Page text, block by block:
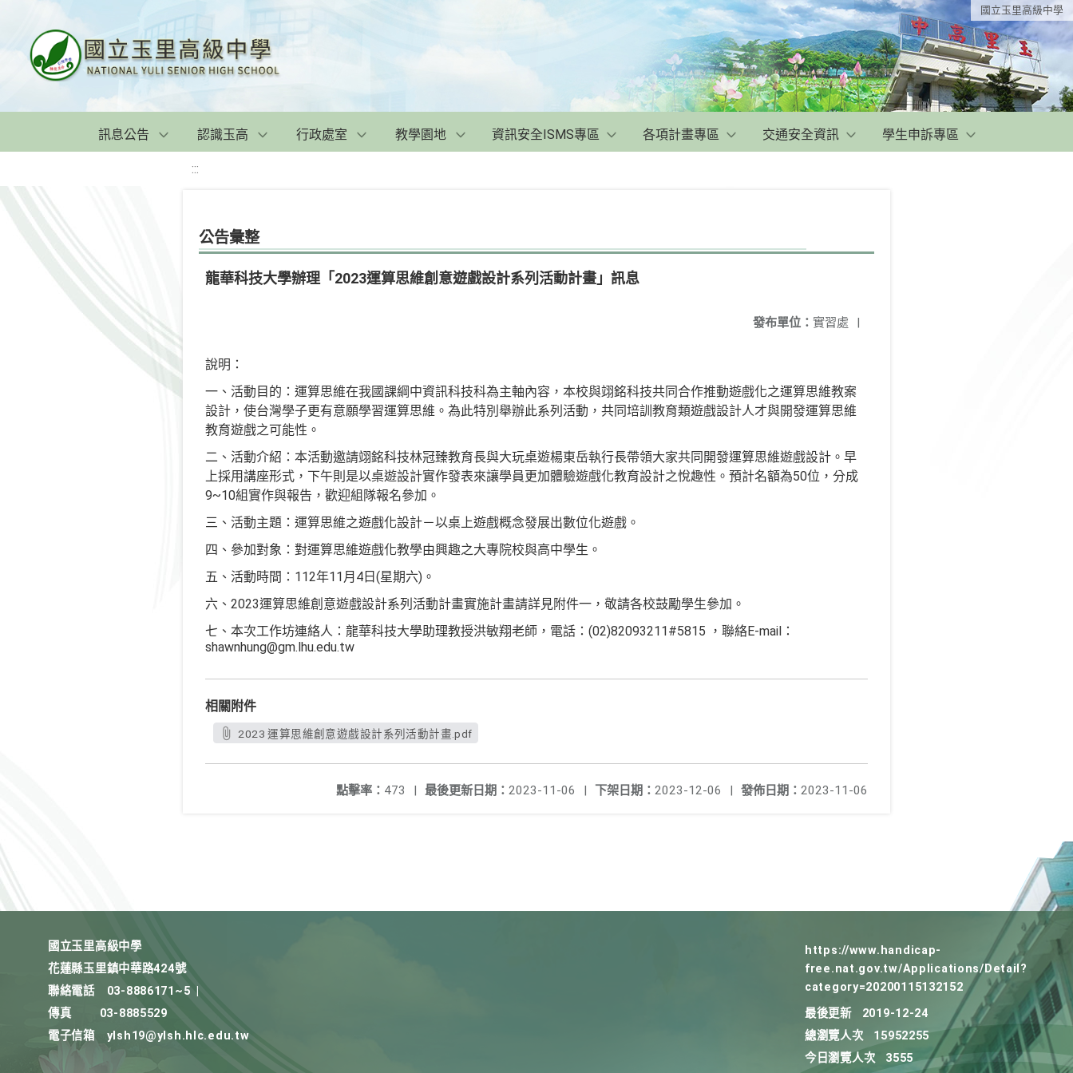
國立玉里高級中學
訊息公告 認識玉高 行政處室 教學園地 資訊安全ISMS專區 各項計畫專區 交通安全資訊 學生申訴專區
:::
公告彙整
龍華科技大學辦理「2023運算思維創意遊戲設計系列活動計畫」訊息
發布單位： 實習處 |
說明：
一、活動目的：運算思維在我國課綱中資訊科技科為主軸內容，本校與翊銘科技共同合作推動遊戲化之運算思維教案
設計，使台灣學子更有意願學習運算思維。為此特別舉辦此系列活動，共同培訓教育類遊戲設計人才與開發運算思維
教育遊戲之可能性。
二、活動介紹：本活動邀請翊銘科技林冠臻教育長與大玩桌遊楊東岳執行長帶領大家共同開發運算思維遊戲設計。早
上採用講座形式，下午則是以桌遊設計實作發表來讓學員更加體驗遊戲化教育設計之悅趣性。預計名額為50位，分成
9~10組實作與報告，歡迎組隊報名參加。
三、活動主題：運算思維之遊戲化設計－以桌上遊戲概念發展出數位化遊戲。
四、參加對象：對運算思維遊戲化教學由興趣之大專院校與高中學生。
五、活動時間：112年11月4日(星期六)。
六、2023運算思維創意遊戲設計系列活動計畫實施計畫請詳見附件一，敬請各校鼓勵學生參加。
七、本次工作坊連絡人：龍華科技大學助理教授洪敏翔老師，電話：(02)82093211#5815 ，聯絡E-mail：
shawnhung@gm.lhu.edu.tw
相關附件
2023 運算思維創意遊戲設計系列活動計畫.pdf
發佈日期： 2023-11-06
下架日期： 2023-12-06 |
最後更新日期： 2023-11-06 |
點擊率： 473 |
國立玉里高級中學
花蓮縣玉里鎮中華路424號
聯絡電話
03-8886171~5
傳真
03-8885529
電子信箱
ylsh19@ylsh.hlc.edu.tw
https://www.handicap-
free.nat.gov.tw/Applications/Detail?
category=20200115132152
最後更新
2019-12-24
總瀏覽人次
15952255
今日瀏覽人次
3555